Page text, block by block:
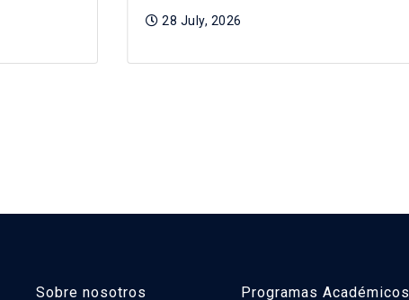
28 July, 2026
Sobre nosotros Programas Académicos